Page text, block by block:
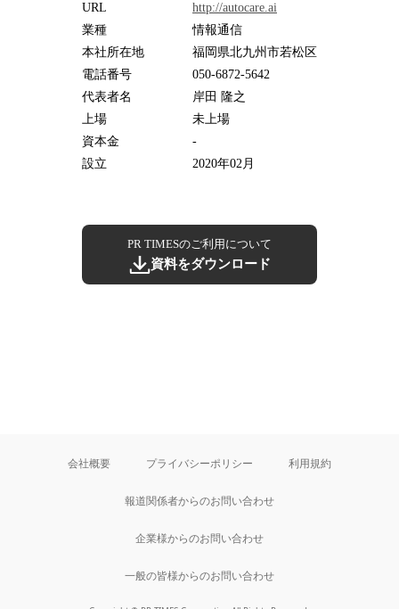
URL
http://autocare.ai
業種
情報通信
本社所在地
福岡県北九州市若松区
電話番号
050-6872-5642
代表者名
岸田 隆之
上場
未上場
資本金
-
設立
2020年02月
PR TIMESのご利用について
資料をダウンロード
会社概要 プライバシーポリシー 利用規約
報道関係者からのお問い合わせ
企業様からのお問い合わせ
一般の皆様からのお問い合わせ